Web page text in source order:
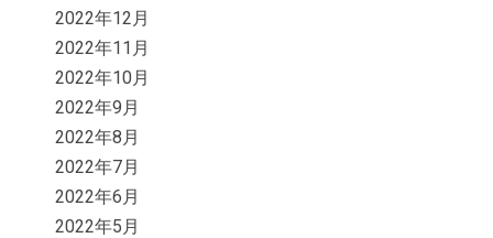
2022年12月
2022年11月
2022年10月
2022年9月
2022年8月
2022年7月
2022年6月
2022年5月